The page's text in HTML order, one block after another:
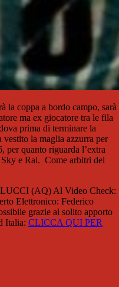
la coppa a bordo campo, sarà
ma ex giocatore tra le fila
prima di terminare la
la maglia azzurra per
per quanto riguarda l’extra
Sky e Rai. Come arbitri del
(AQ) Al Video Check:
Elettronico: Federico
grazie al solito apporto
Italia: CLICCA QUI PER